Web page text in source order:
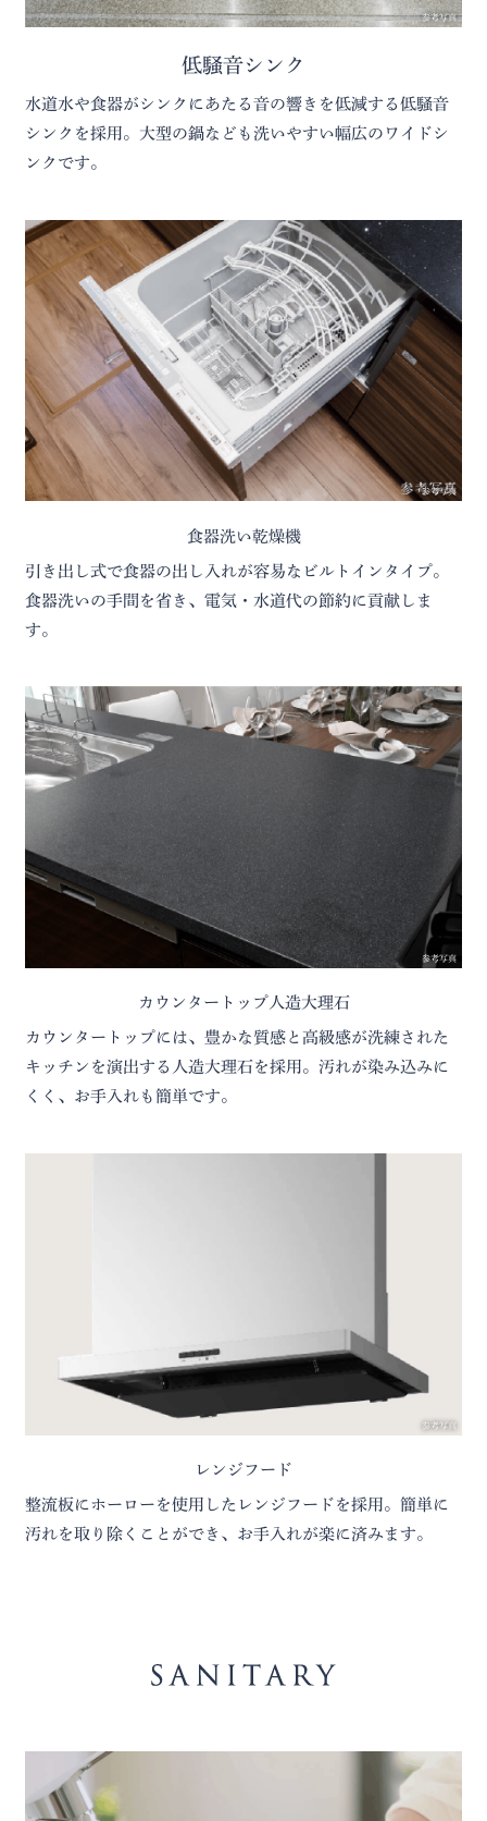
参考写真
低騒音シンク
水道水や食器がシンクにあたる音の響きを低減する低騒音
シンクを採用。大型の鍋なども洗いやすい幅広のワイドシ
ンクです。
参考写真
食器洗い乾燥機
引き出し式で食器の出し入れが容易なビルトインタイプ。
食器洗いの手間を省き、電気・水道代の節約に貢献しま
す。
参考写真
カウンタートップ人造大理石
カウンタートップには、豊かな質感と高級感が洗練された
キッチンを演出する人造大理石を採用。汚れが染み込みに
くく、お手入れも簡単です。
参考写真
レンジフード
整流板にホーローを使用したレンジフードを採用。簡単に
汚れを取り除くことができ、お手入れが楽に済みます。